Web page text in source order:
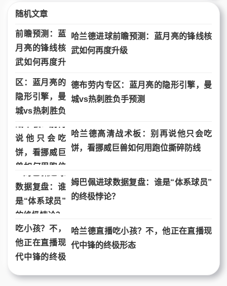
随机文章
哈兰德进球前瞻预测：蓝月亮的锋线核
武如何再度升级
德布劳内专区：蓝月亮的隐形引擎，曼
城vs热刺胜负手预测
哈兰德高清战术板：别再说他只会吃
饼，看挪威巨兽如何用跑位撕碎防线
姆巴佩进球数据复盘：谁是“体系球员”
的终极悖论？
哈兰德直播吃小孩？不，他正在直播现
代中锋的终极形态